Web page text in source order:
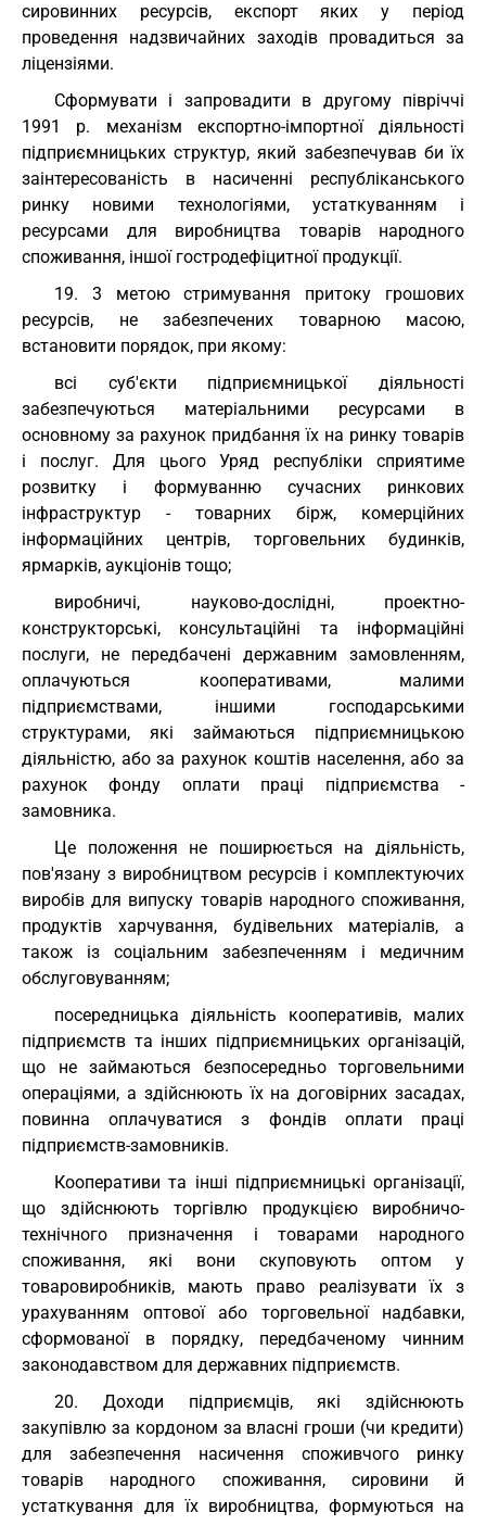
сировинних ресурсів, експорт яких у період
проведення надзвичайних заходів провадиться за
ліцензіями.
Сформувати і запровадити в другому півріччі
1991 р. механізм експортно-імпортної діяльності
підприємницьких структур, який забезпечував би їх
заінтересованість в насиченні республіканського
ринку новими технологіями, устаткуванням і
ресурсами для виробництва товарів народного
споживання, іншої гостродефіцитної продукції.
19. 3 метою стримування притоку грошових
ресурсів, не забезпечених товарною масою,
встановити порядок, при якому:
всі суб'єкти підприємницької діяльності
забезпечуються матеріальними ресурсами в
основному за рахунок придбання їх на ринку товарів
і послуг. Для цього Уряд республіки сприятиме
розвитку і формуванню сучасних ринкових
інфраструктур - товарних бірж, комерційних
інформаційних центрів, торговельних будинків,
ярмарків, аукціонів тощо;
виробничі, науково-дослідні, проектно-
конструкторські, консультаційні та інформаційні
послуги, не передбачені державним замовленням,
оплачуються кооперативами, малими
підприємствами, іншими господарськими
структурами, які займаються підприємницькою
діяльністю, або за рахунок коштів населення, або за
рахунок фонду оплати праці підприємства -
замовника.
Це положення не поширюється на діяльність,
пов'язану з виробництвом ресурсів і комплектуючих
виробів для випуску товарів народного споживання,
продуктів харчування, будівельних матеріалів, а
також із соціальним забезпеченням і медичним
обслуговуванням;
посередницька діяльність кооперативів, малих
підприємств та інших підприємницьких організацій,
що не займаються безпосередньо торговельними
операціями, а здійснюють їх на договірних засадах,
повинна оплачуватися з фондів оплати праці
підприємств-замовників.
Кооперативи та інші підприємницькі організації,
що здійснюють торгівлю продукцією виробничо-
технічного призначення і товарами народного
споживання, які вони скуповують оптом у
товаровиробників, мають право реалізувати їх з
урахуванням оптової або торговельної надбавки,
сформованої в порядку, передбаченому чинним
законодавством для державних підприємств.
20. Доходи підприємців, які здійснюють
закупівлю за кордоном за власні гроши (чи кредити)
для забезпечення насичення споживчого ринку
товарів народного споживання, сировини й
устаткування для їх виробництва, формуються на